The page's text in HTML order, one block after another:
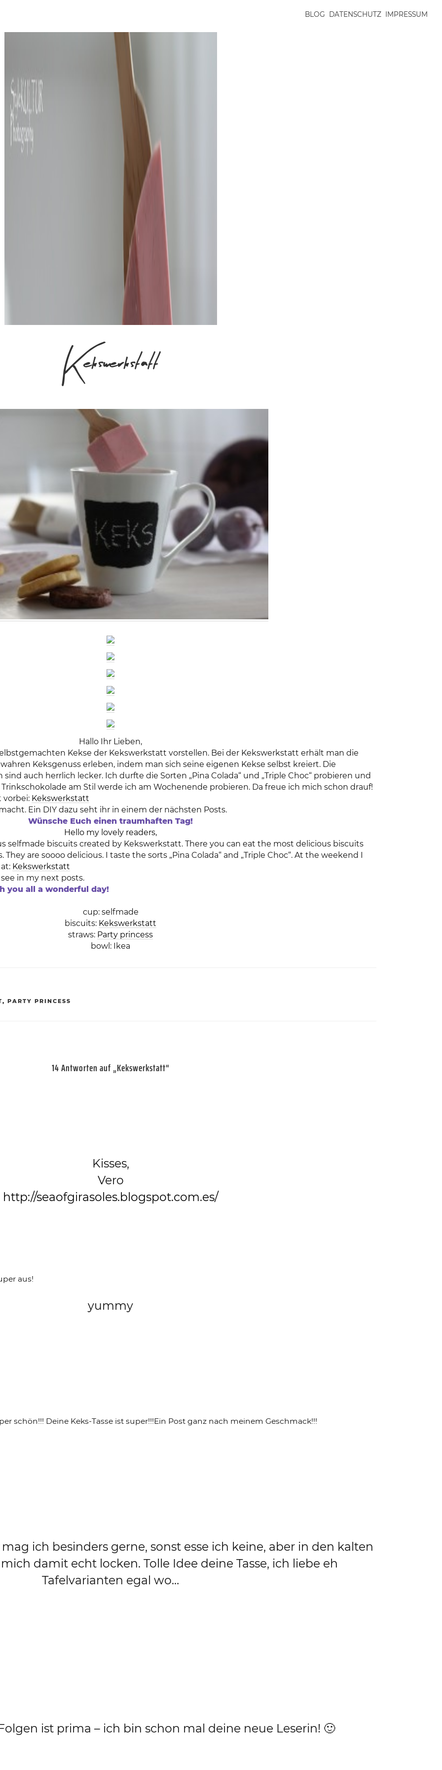
BLOG DATENSCHUTZ IMPRESSUM
Kekswerkstatt
Hallo Ihr Lieben,
Kekse der Kekswerkstatt vorstellen. Bei der Kekswerkstatt erhält man die
Keksgenuss erleben, indem man sich seine eigenen Kekse selbst kreiert. Die
auch herrlich lecker. Ich durfte die Sorten „Pina Colada“ und „Triple Choc“ probieren und
am Stil werde ich am Wochenende probieren. Da freue ich mich schon drauf!
vorbei: Kekswerkstatt
Ein DIY dazu seht ihr in einem der nächsten Posts.
Wünsche Euch einen traumhaften Tag!
Hello my lovely readers,
selfmade biscuits created by Kekswerkstatt. There you can eat the most delicious biscuits
are soooo delicious. I taste the sorts „Pina Colada“ and „Triple Choc“. At the weekend I
Kekswerkstatt
in my next posts.
you all a wonderful day!
cup: selfmade
biscuits: Kekswerkstatt
straws: Party princess
bowl: Ikea
, PARTY PRINCESS
14 Antworten auf „Kekswerkstatt“
Kisses,
Vero
http://seaofgirasoles.blogspot.com.es/
aus!
yummy
schön!!! Deine Keks-Tasse ist super!!!Ein Post ganz nach meinem Geschmack!!!
ich besinders gerne, sonst esse ich keine, aber in den kalten
damit echt locken. Tolle Idee deine Tasse, ich liebe eh
Tafelvarianten egal wo…
ist prima – ich bin schon mal deine neue Leserin! 🙂